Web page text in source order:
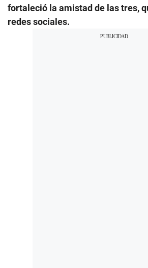
fortaleció la amistad de las tres,
redes sociales.